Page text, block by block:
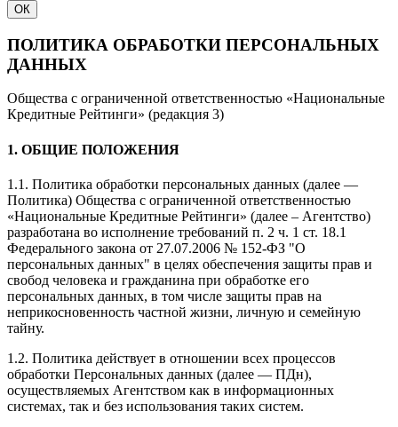
ОК
ПОЛИТИКА ОБРАБОТКИ ПЕРСОНАЛЬНЫХ
ДАННЫХ
Общества с ограниченной ответственностью «Национальные
Кредитные Рейтинги» (редакция 3)
1. ОБЩИЕ ПОЛОЖЕНИЯ
1.1. Политика обработки персональных данных (далее —
Политика) Общества с ограниченной ответственностью
«Национальные Кредитные Рейтинги» (далее – Агентство)
разработана во исполнение требований п. 2 ч. 1 ст. 18.1
Федерального закона от 27.07.2006 № 152-ФЗ "О
персональных данных" в целях обеспечения защиты прав и
свобод человека и гражданина при обработке его
персональных данных, в том числе защиты прав на
неприкосновенность частной жизни, личную и семейную
тайну.
1.2. Политика действует в отношении всех процессов
обработки Персональных данных (далее — ПДн),
осуществляемых Агентством как в информационных
системах, так и без использования таких систем.